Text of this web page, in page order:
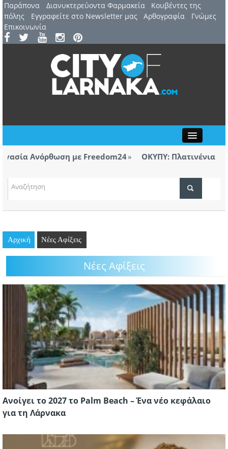
Παράπονα Διανυκτερεύοντα Φαρμακεία
Kουβέντες της
πόλης
Εγγραφείτε στο Newsletter μας Αρθογραφία
Γνώμες
Επικοινωνία
ΤΟΠΙΚΑ ΝΕΑ
GOING OUT
ΘΕΣΕΙΣ ΕΡΓΑΣΙΑΣ
PODCAST
ΠΡΟΣΩΠΑ
ΛΑΡΝΑΚΑ 2030
ΣΥΝΔΕΣΜΟΙ
ΠΕΡΙΣΣΟΤΕΡΑ
με Freedom24
ΟΚΥΠΥ: Πλατινένια διεθνής
με Freedom24
Αρχική Νέες Αφίξεις
Νέες Αφίξεις
Ανοίγει το 2027 το Palm Beach – Ένα νέο κεφάλαιο
για τη Λάρνακα